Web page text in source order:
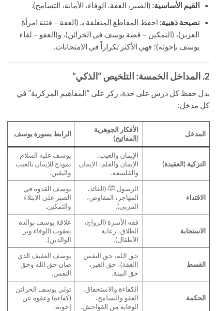
القيم الأساسية: (الصبر، العفة، الوفاء، الأمانة، التسامح).
نصيحة ذهبية: احفظ المقاطع المتعلقة بـ (العفة – فتنة امرأة
العزيز)، (التمكين – قصة يوسف في الخزائن)، و(العفو – لقاء
يوسف بإخوته)؛ فهي الأكثر تكراراً في الامتحانات.
2. المداخل الخمسة: التلخيص “الذكي”
بدل حفظ كل درس على حدة، ركز على “المفاهيم المركزية” في
كل مدخل:
المدخل
الأفكار الجوهرية
(المفاتيح)
الرابط بسورة يوسف
التزكية (العقيدة)
الإيمان والغيب،
الإيمان والعلم، الإيمان
والفلسفة.
يوسف عليه السلام
نموذج للإيمان بالغيب
واليقين.
الاقتداء
الرسول ﷺ (القائد،
المهاجر، المفاوض،
المربي).
يوسف القدوة في
الصبر على الابتلاء
والتمكين.
الاستجابة
فقه الأسرة (الزواج،
الطلاق، رعاية
الأطفال).
علاقة يوسف بوالده
يعقوب (الوفاء وبر
الوالدين).
القسط
حق الله، حق النفس
(العفة)، حق الغير،
حق البيئة.
يوسف العفيف الذي
صان حق الله وحق
النفس.
الحكمة
الكفاءة والاستحقاق،
العفو والتسامح،
الوقاية من الفواحش.
تولي يوسف الخزائن
(كفاءة) وعفوه عن
إخوته.